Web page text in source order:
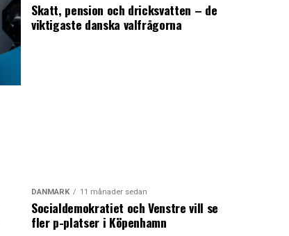
Skatt, pension och dricksvatten – de
viktigaste danska valfrågorna
DANMARK 11 månader sedan
Socialdemokratiet och Venstre vill se
fler p-platser i Köpenhamn